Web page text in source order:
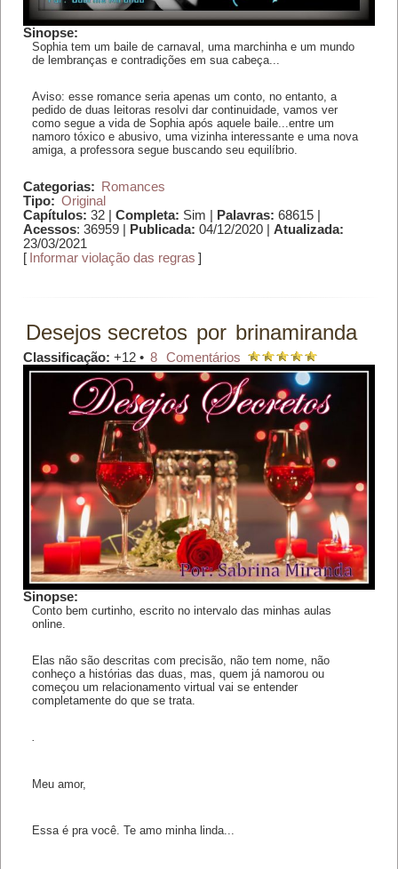
Sinopse:
Sophia tem um baile de carnaval, uma marchinha e um mundo
de lembranças e contradições em sua cabeça...
Aviso: esse romance seria apenas um conto, no entanto, a
pedido de duas leitoras resolvi dar continuidade, vamos ver
como segue a vida de Sophia após aquele baile...entre um
namoro tóxico e abusivo, uma vizinha interessante e uma nova
amiga, a professora segue buscando seu equilíbrio.
Categorias:
Romances
Tipo: Original
Capítulos: 32 | Completa: Sim | Palavras: 68615 |
Acessos: 36959 | Publicada: 04/12/2020 | Atualizada:
23/03/2021
[ Informar violação das regras ]
Desejos secretos por brinamiranda
Classificação: +12 • 8 Comentários
Sinopse:
Conto bem curtinho, escrito no intervalo das minhas aulas
online.
Elas não são descritas com precisão, não tem nome, não
conheço a histórias das duas, mas, quem já namorou ou
começou um relacionamento virtual vai se entender
completamente do que se trata.
.
Meu amor,
Essa é pra você. Te amo minha linda...